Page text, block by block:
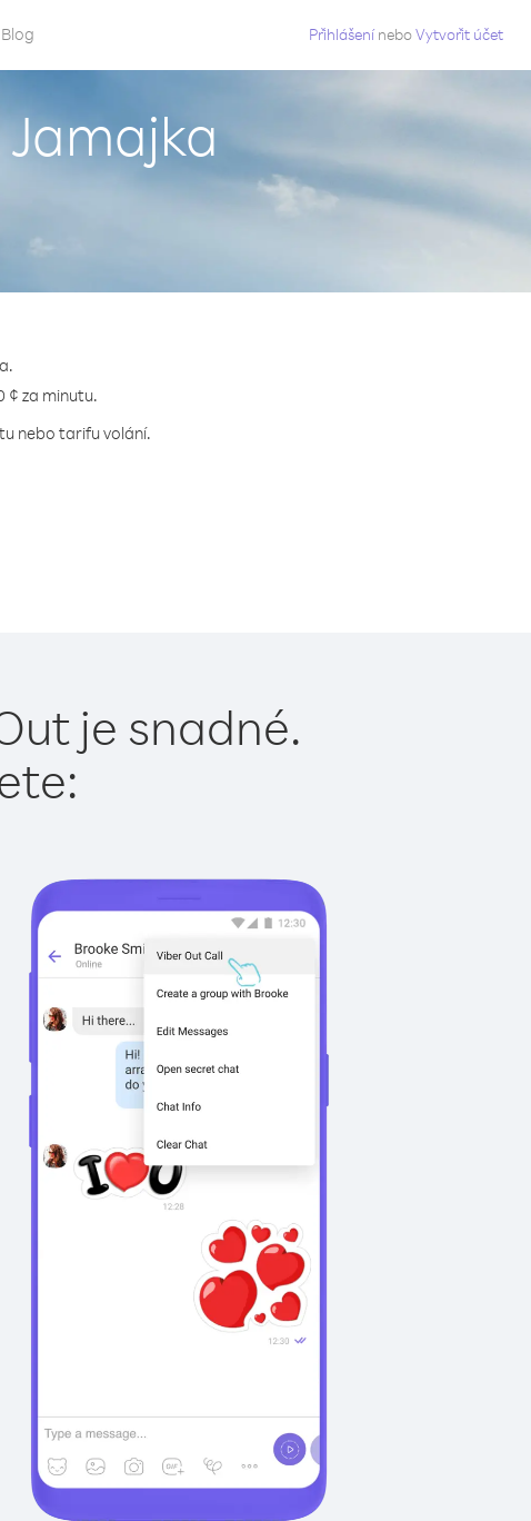
Blog Přihlášení neboVytvořit účet
¢ za minutu.
nebo tarifu volání.
je snadné.